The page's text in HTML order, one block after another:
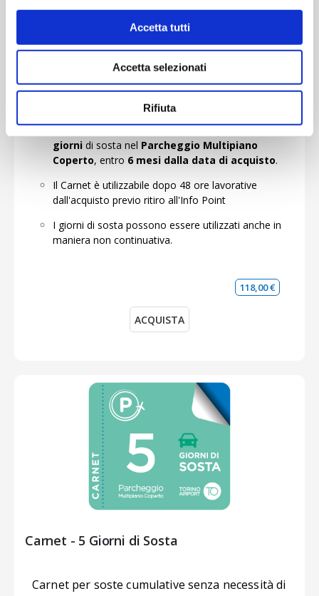
Accetta tutti
Accetta selezionati
Rifiuta
Carnet per soste cumulative senza necessità di
acquisto della sosta online.
35% di scontovs Prezzo Medio giornaliero degli
ultimi 12 mesi per tutti gli acquisti senza
giornidi sosta nel Parcheggio Multipiano
Coperto, entro 6 mesi dalla data di acquisto.
Il Carnet è utilizzabile dopo 48 ore lavorative
dall'acquisto previo ritiro all'Info Point
I giorni di sosta possono essere utilizzati anche in
maniera non continuativa.
118,00 €
ACQUISTA
Carnet - 5 Giorni di Sosta
Carnet per soste cumulative senza necessità di